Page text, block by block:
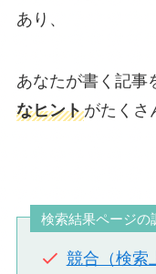
あり、
あなたが書く記事
なヒントがたくさ
検索結果ページの
競合（検索